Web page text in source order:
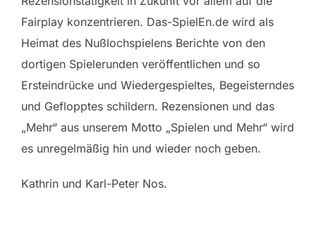
Fairplay konzentrieren. Das-SpielEn.de wird als
Heimat des Nußlochspielens Berichte von den
dortigen Spielerunden veröffentlichen und so
Ersteindrücke und Wiedergespieltes, Begeisterndes
und Geflopptes schildern. Rezensionen und das
„Mehr“ aus unserem Motto „Spielen und Mehr“ wird
es unregelmäßig hin und wieder noch geben.
Kathrin und Karl-Peter Nos.